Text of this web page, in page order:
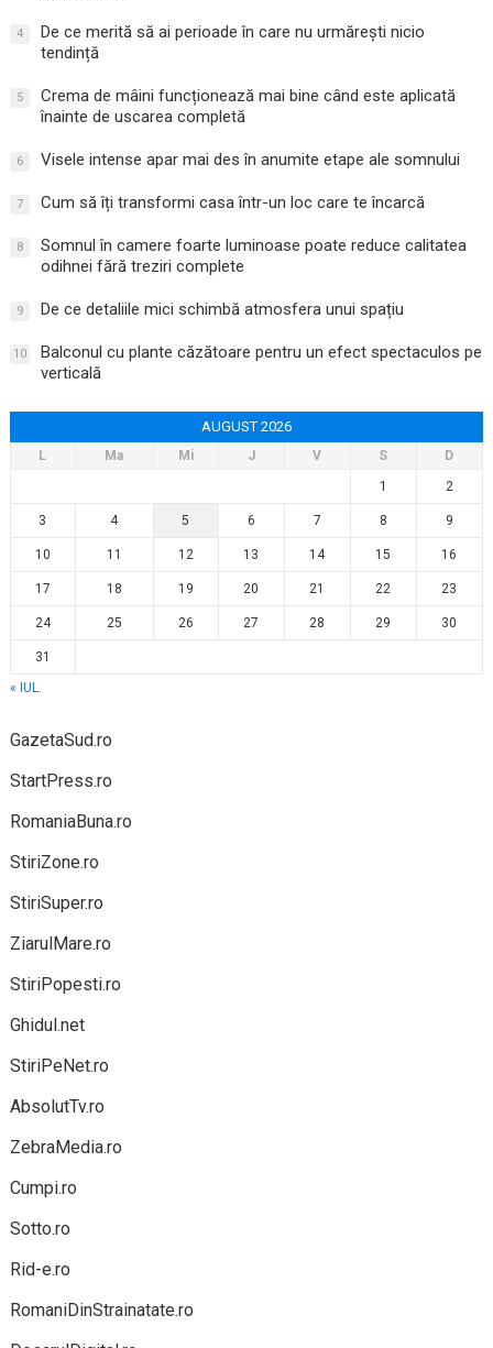
4
De ce merită să ai perioade în care nu urmărești nicio
tendință
5
Crema de mâini funcționează mai bine când este aplicată
înainte de uscarea completă
6 Visele intense apar mai des în anumite etape ale somnului
7 Cum să îți transformi casa într-un loc care te încarcă
8
Somnul în camere foarte luminoase poate reduce calitatea
odihnei fără treziri complete
9 De ce detaliile mici schimbă atmosfera unui spațiu
10
Balconul cu plante căzătoare pentru un efect spectaculos pe
verticală
AUGUST 2026
L Ma Mi J V S
D
1
2
3 4 5 6 7 8 9
10 11 12 13 14 15 16
17 18 19 20 21 22 23
24 25 26 27 28 29 30
31
« IUL.
GazetaSud.ro
StartPress.ro
RomaniaBuna.ro
StiriZone.ro
StiriSuper.ro
ZiarulMare.ro
StiriPopesti.ro
Ghidul.net
StiriPeNet.ro
AbsolutTv.ro
ZebraMedia.ro
Cumpi.ro
Sotto.ro
Rid-e.ro
RomaniDinStrainatate.ro